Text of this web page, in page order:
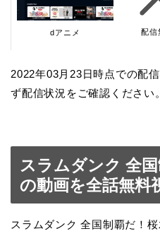
dアニメ 配信
2022年03月23日時点での配
ず配信状況をご確認ください。
スラムダンク 全
の動画を全話無料
スラムダンク 全国制覇だ！